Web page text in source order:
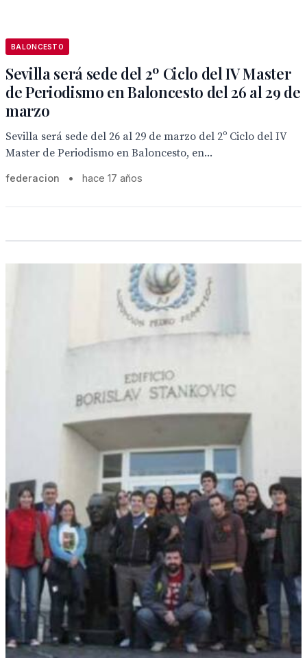
BALONCESTO
Sevilla será sede del 2º Ciclo del IV Master
de Periodismo en Baloncesto del 26 al 29 de
marzo
Sevilla será sede del 26 al 29 de marzo del 2º Ciclo del IV
Master de Periodismo en Baloncesto, en...
federacion • hace 17 años